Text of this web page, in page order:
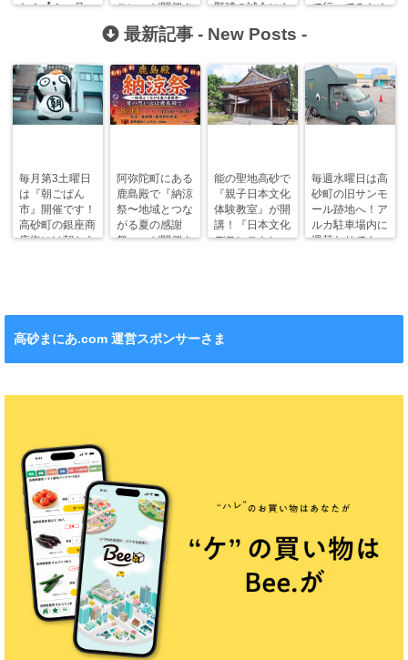
た！【１ヶ月
こい』が開催さ
れます！
野球の試合にキ
結！
で行ってみた！
最新記事 - New Posts -
毎月第3土曜日
は『朝ごぱん
市』開催です！
高砂町の銀座商
店街には朝から
阿弥陀町にある
鹿島殿で『納涼
祭〜地域とつな
がる夏の感謝
祭〜』が開催さ
能の聖地高砂で
『親子日本文化
体験教室』が開
講！『日本文化
デモンストレー
毎週水曜日は高
砂町の旧サンモ
ール跡地へ！ア
ルカ駐車場内に
週替わりでキッ
高砂まにあ.com 運営スポンサーさま